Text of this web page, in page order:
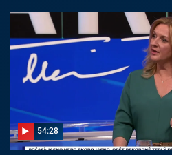
54:28